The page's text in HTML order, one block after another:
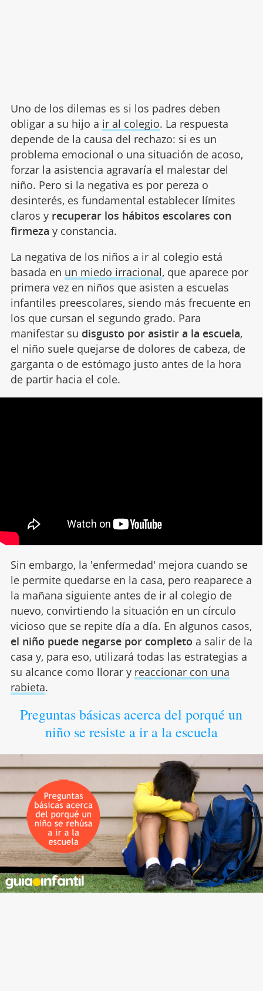
Uno de los dilemas es si los padres deben
obligar a su hijo a ir al colegio. La respuesta
depende de la causa del rechazo: si es un
problema emocional o una situación de acoso,
forzar la asistencia agravaría el malestar del
niño. Pero si la negativa es por pereza o
desinterés, es fundamental establecer límites
claros y recuperar los hábitos escolares con
firmeza y constancia.
La negativa de los niños a ir al colegio está
basada en un miedo irracional, que aparece por
primera vez en niños que asisten a escuelas
infantiles preescolares, siendo más frecuente en
los que cursan el segundo grado. Para
manifestar su disgusto por asistir a la escuela,
el niño suele quejarse de dolores de cabeza, de
garganta o de estómago justo antes de la hora
de partir hacia el cole.
Sin embargo, la 'enfermedad' mejora cuando se
le permite quedarse en la casa, pero reaparece a
la mañana siguiente antes de ir al colegio de
nuevo, convirtiendo la situación en un círculo
vicioso que se repite día a día. En algunos casos,
el niño puede negarse por completo a salir de la
casa y, para eso, utilizará todas las estrategias a
su alcance como llorar y reaccionar con una
rabieta.
Preguntas básicas acerca del porqué un
niño se resiste a ir a la escuela